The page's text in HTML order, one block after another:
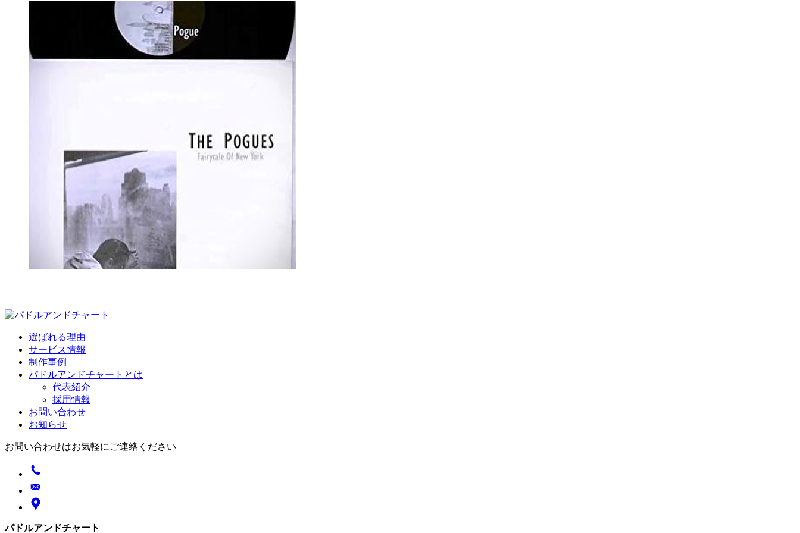
選ばれる理由
サービス情報
制作事例
パドルアンドチャートとは
代表紹介
採用情報
お問い合わせ
お知らせ
お問い合わせはお気軽にご連絡ください
パドルアンドチャート